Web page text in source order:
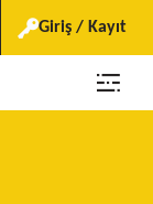
Giriş / Kayıt